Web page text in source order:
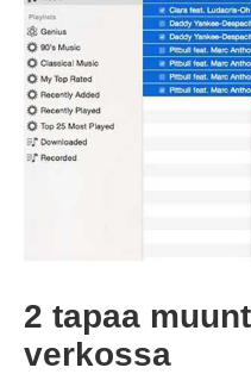
2 tapaa
verkossa